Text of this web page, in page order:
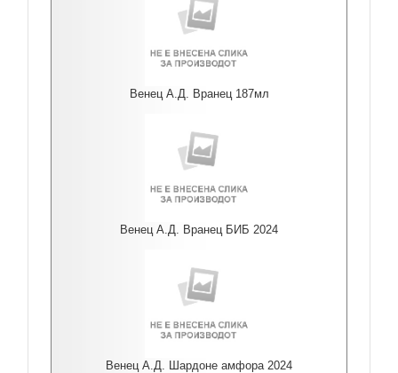
Венец А.Д. Вранец 187мл
Венец А.Д. Вранец БИБ 2024
Венец А.Д. Шардоне амфора 2024